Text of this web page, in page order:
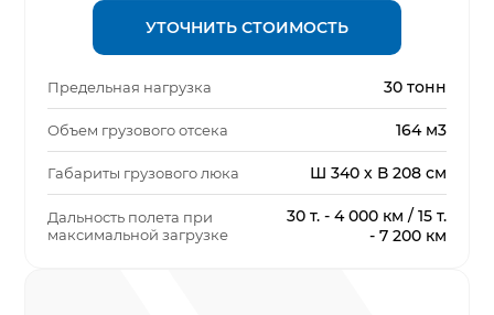
УТОЧНИТЬ СТОИМОСТЬ
Предельная нагрузка 30 тонн
Объем грузового отсека 164 м3
Габариты грузового люка Ш 340 х В 208 см
Дальность полета при
максимальной загрузке
30 т. - 4 000 км / 15 т.
- 7 200 км